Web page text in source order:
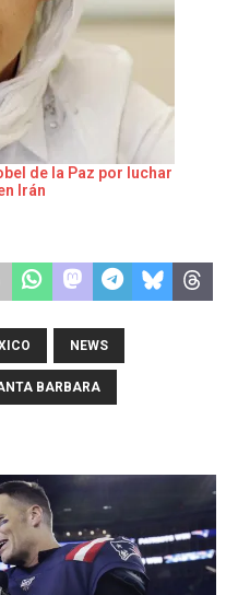
de la Paz por luchar
Irán
NEWS
BARBARA